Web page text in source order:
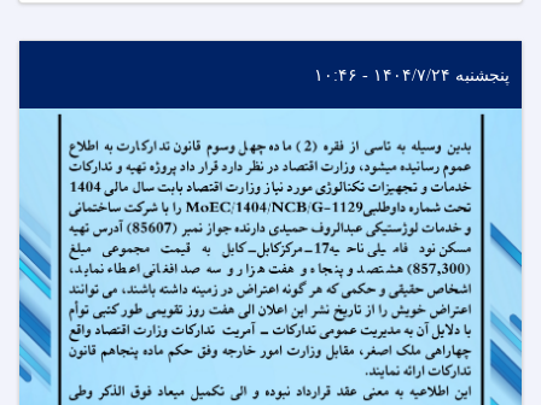
پنجشنبه ۱۴۰۴/۷/۲۴ - ۱۰:۴۶